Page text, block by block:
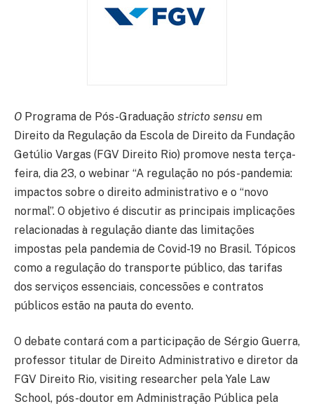
O Programa de Pós-Graduação stricto sensu em
Direito da Regulação da Escola de Direito da Fundação
Getúlio Vargas (FGV Direito Rio) promove nesta terça-
feira, dia 23, o webinar “A regulação no pós-pandemia:
impactos sobre o direito administrativo e o “novo
normal”. O objetivo é discutir as principais implicações
relacionadas à regulação diante das limitações
impostas pela pandemia de Covid-19 no Brasil. Tópicos
como a regulação do transporte público, das tarifas
dos serviços essenciais, concessões e contratos
públicos estão na pauta do evento.
O debate contará com a participação de Sérgio Guerra,
professor titular de Direito Administrativo e diretor da
FGV Direito Rio, visiting researcher pela Yale Law
School, pós-doutor em Administração Pública pela